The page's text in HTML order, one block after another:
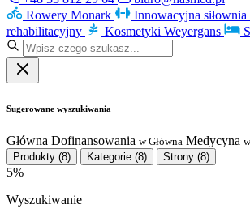
Rowery Monark
Innowacyjna
rehabilitacyjny
Kosmetyki Weyergans
Sugerowane wyszukiwania
Główna Dofinansowania w Główna Medycyna
Produkty (8) Kategorie (8) Strony (8)
5%
Wyszukiwanie